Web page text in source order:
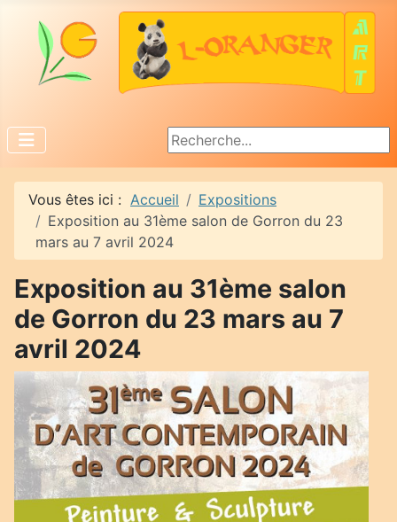
Rechercher
Vous êtes ici : Accueil
Expositions
Exposition au 31ème salon de Gorron du 23
mars au 7 avril 2024
Exposition au 31ème salon
de Gorron du 23 mars au 7
avril 2024